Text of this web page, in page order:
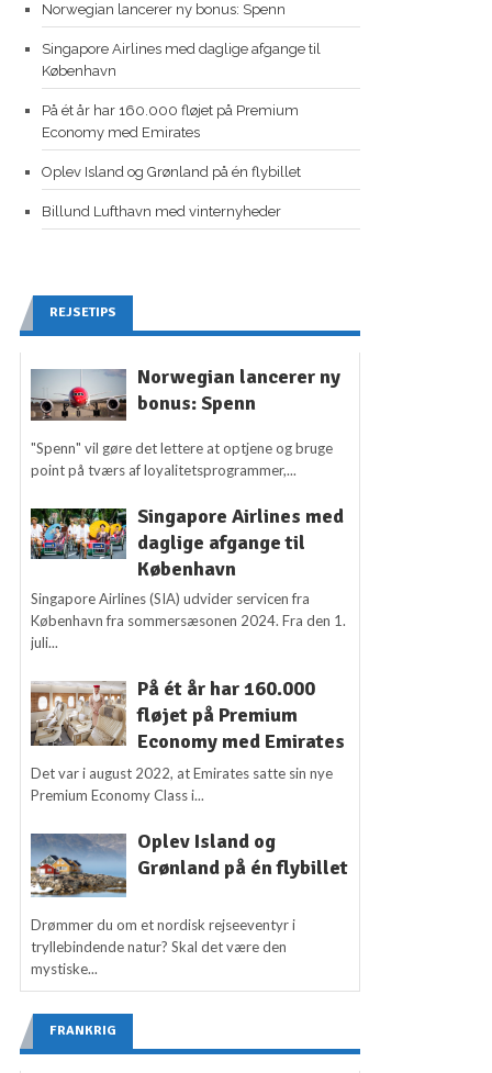
Norwegian lancerer ny bonus: Spenn
Singapore Airlines med daglige afgange til
København
På ét år har 160.000 fløjet på Premium
Economy med Emirates
Oplev Island og Grønland på én flybillet
Billund Lufthavn med vinternyheder
REJSETIPS
Norwegian lancerer ny
bonus: Spenn
"Spenn" vil gøre det lettere at optjene og bruge
point på tværs af loyalitetsprogrammer,...
Singapore Airlines med
daglige afgange til
København
Singapore Airlines (SIA) udvider servicen fra
København fra sommersæsonen 2024. Fra den 1.
juli...
På ét år har 160.000
fløjet på Premium
Economy med Emirates
Det var i august 2022, at Emirates satte sin nye
Premium Economy Class i...
Oplev Island og
Grønland på én flybillet
Drømmer du om et nordisk rejseeventyr i
tryllebindende natur? Skal det være den
mystiske...
FRANKRIG